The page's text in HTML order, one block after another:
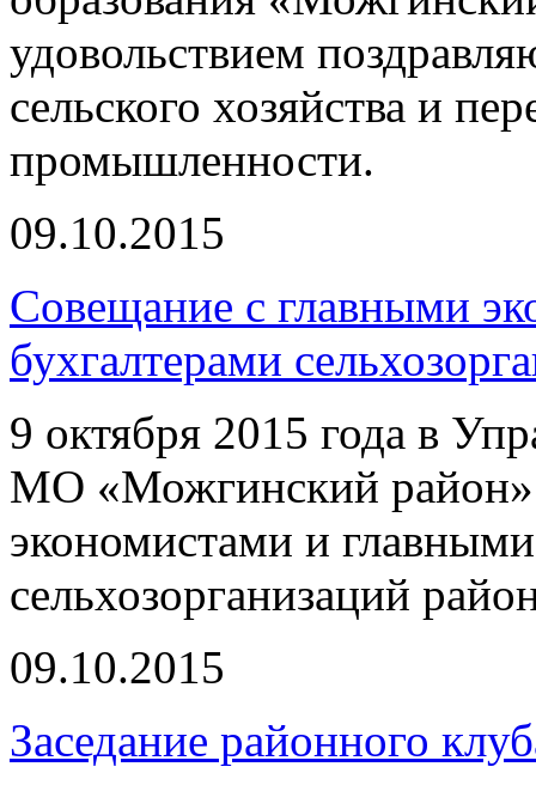
удовольствием
сельского хозяйства и
промышленности.
09.10.2015
Совещание с главными
бухгалтерами
9 октября 2015 года в
МО «Можгинский район»
экономистами и
сельхозорганизаций
09.10.2015
Заседание районного